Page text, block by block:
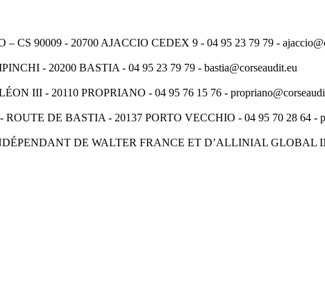
90009 - 20700 AJACCIO CEDEX 9 - 04 95 23 79 79 -
- 20200 BASTIA - 04 95 23 79 79 - bastia@corseaudit.eu
III - 20110 PROPRIANO - 04 95 76 15 76 -
DE BASTIA - 20137 PORTO VECCHIO - 04 95 70 28 64 -
DE WALTER FRANCE ET D’ALLINIAL GLOBAL